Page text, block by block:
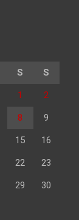
S S
1 2
8 9
15 16
22 23
29 30